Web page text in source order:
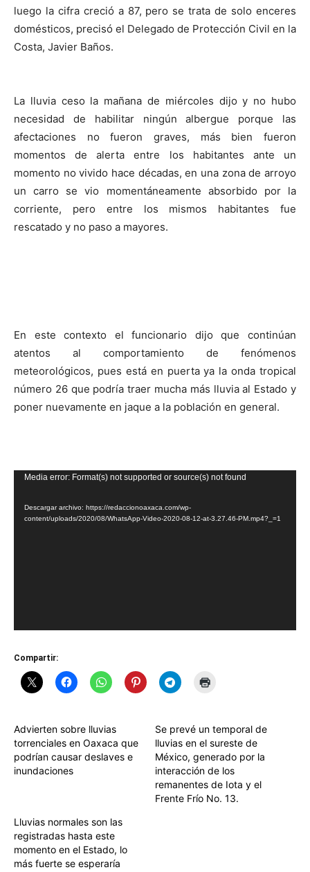
luego la cifra creció a 87, pero se trata de solo enceres
domésticos, precisó el Delegado de Protección Civil en la
Costa, Javier Baños.
La lluvia ceso la mañana de miércoles dijo y no hubo
necesidad de habilitar ningún albergue porque las
afectaciones no fueron graves, más bien fueron
momentos de alerta entre los habitantes ante un
momento no vivido hace décadas, en una zona de arroyo
un carro se vio momentáneamente absorbido por la
corriente, pero entre los mismos habitantes fue
rescatado y no paso a mayores.
En este contexto el funcionario dijo que continúan
atentos al comportamiento de fenómenos
meteorológicos, pues está en puerta ya la onda tropical
número 26 que podría traer mucha más lluvia al Estado y
poner nuevamente en jaque a la población en general.
Reproductor
vídeo
Media error: Format(s) not supported or source(s) not found
Descargar archivo: https://redaccionoaxaca.com/wp-
content/uploads/2020/08/WhatsApp-Video-2020-08-12-at-3.27.46-PM.mp4?_=1
Compartir:
Advierten sobre lluvias
torrenciales en Oaxaca que
podrían causar deslaves e
inundaciones
Se prevé un temporal de
lluvias en el sureste de
México, generado por la
interacción de los
remanentes de Iota y el
Frente Frío No. 13.
Lluvias normales son las
registradas hasta este
momento en el Estado, lo
más fuerte se esperaría